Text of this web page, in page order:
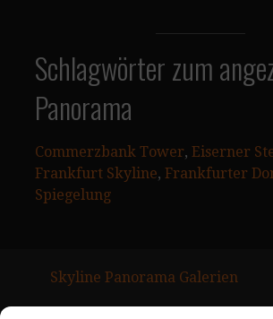
Schlagwörter zum
Panorama
Commerzbank Tower, Eiserner
Frankfurt Skyline, Frankfurter
Spiegelung
Skyline Panorama Galerien